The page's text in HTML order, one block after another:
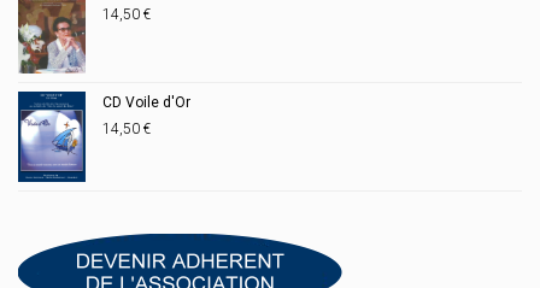
14,50 €
CD Voile d'Or
14,50 €